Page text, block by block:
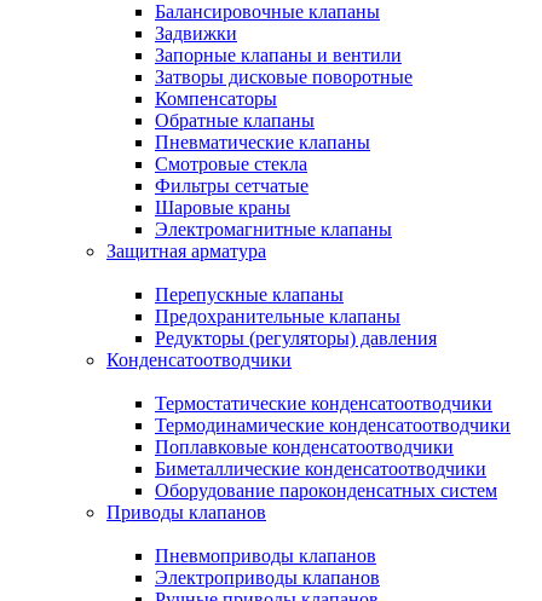
Балансировочные клапаны
Задвижки
Запорные клапаны и вентили
Затворы дисковые поворотные
Компенсаторы
Обратные клапаны
Пневматические клапаны
Смотровые стекла
Фильтры сетчатые
Шаровые краны
Электромагнитные клапаны
Защитная арматура
Перепускные клапаны
Предохранительные клапаны
Редукторы (регуляторы) давления
Конденсатоотводчики
Термостатические конденсатоотводчики
Термодинамические конденсатоотводчики
Поплавковые конденсатоотводчики
Биметаллические конденсатоотводчики
Оборудование пароконденсатных систем
Приводы клапанов
Пневмоприводы клапанов
Электроприводы клапанов